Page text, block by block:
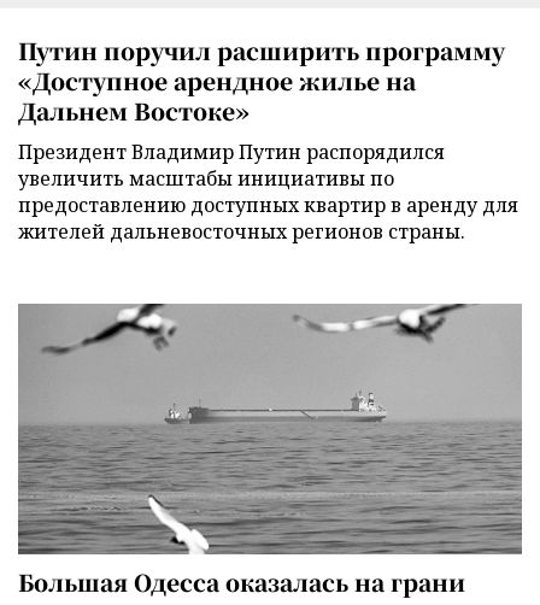
Путин поручил расширить программу
«Доступное арендное жилье на
Дальнем Востоке»
Президент Владимир Путин распорядился
увеличить масштабы инициативы по
предоставлению доступных квартир в аренду для
жителей дальневосточных регионов страны.
Большая Одесса оказалась на грани